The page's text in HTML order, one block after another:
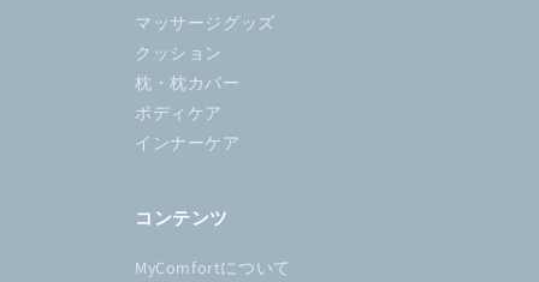
マッサージグッズ
クッション
枕・枕カバー
ボディケア
インナーケア
コンテンツ
MyComfortについて